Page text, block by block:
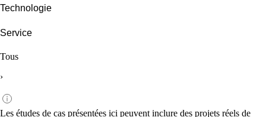
Technologie
Service
Tous
›
Les études de cas présentées ici peuvent inclure des projets réels de